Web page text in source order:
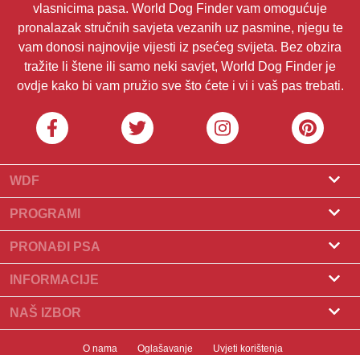
vlasnicima pasa. World Dog Finder vam omogućuje
pronalazak stručnih savjeta vezanih uz pasmine, njegu te
vam donosi najnovije vijesti iz psećeg svijeta. Bez obzira
tražite li štene ili samo neki savjet, World Dog Finder je
ovdje kako bi vam pružio sve što ćete i vi i vaš pas trebati.
WDF
O nama
Što je World Dog Finder
Koje saveze prihvaćamo?
Kontakt
Naši partneri
PROGRAMI
Program za uzgajivače
Program za groomere
PRONAĐI PSA
Pronađite uzgajivača
Psi na prodaju
Pronađite leglo
INFORMACIJE
Pasmine
Popularni članci
NAŠ IZBOR
O nama Oglašavanje Uvjeti korištenja